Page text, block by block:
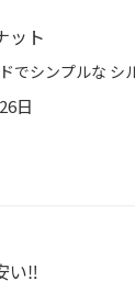
ット
日
い‼️